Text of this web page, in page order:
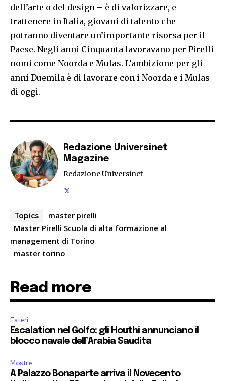
dell’arte o del design – è di valorizzare, e
trattenere in Italia, giovani di talento che
potranno diventare un’importante risorsa per il
Paese. Negli anni Cinquanta lavoravano per Pirelli
nomi come Noorda e Mulas. L’ambizione per gli
anni Duemila è di lavorare con i Noorda e i Mulas
di oggi.
Redazione Universinet
Magazine
Redazione Universinet
Topics
master pirelli
Master Pirelli Scuola di alta formazione al
management di Torino
master torino
Read more
Esteri
Escalation nel Golfo: gli Houthi annunciano il
blocco navale dell’Arabia Saudita
Mostre
A Palazzo Bonaparte arriva il Novecento